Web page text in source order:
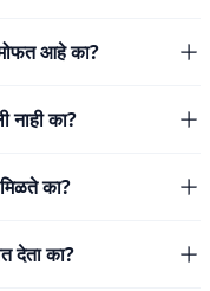
आहे का?
नाही का?
मिळते का?
देता का?